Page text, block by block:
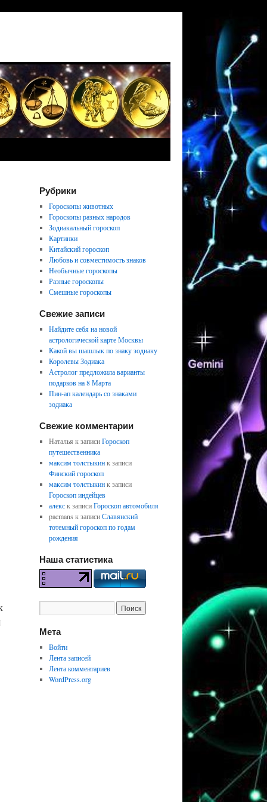
Рубрики
Гороскопы животных
Гороскопы разных народов
Зодиакальный гороскоп
Картинки
Китайский гороскоп
Любовь и совместимость знаков
Необычные гороскопы
Разные гороскопы
Смешные гороскопы
Свежие записи
Найдите себя на новой
астрологической карте Москвы
Какой вы шашлык по знаку зодиаку
Королевы Зодиака
Астролог предложила варианты
подарков на 8 Марта
Пин-ап календарь со знаками
зодиака
Свежие комментарии
Наталья к записиГороскоп
путешественника
максим толстыкинк записи
Финский гороскоп
максим толстыкинк записи
Гороскоп индейцев
алекск записиГороскоп автомобиля
pacmans к записиСлавянский
тотемный гороскоп по годам
рождения
Наша статистика
Мета
Войти
Лента записей
Лента комментариев
WordPress.org